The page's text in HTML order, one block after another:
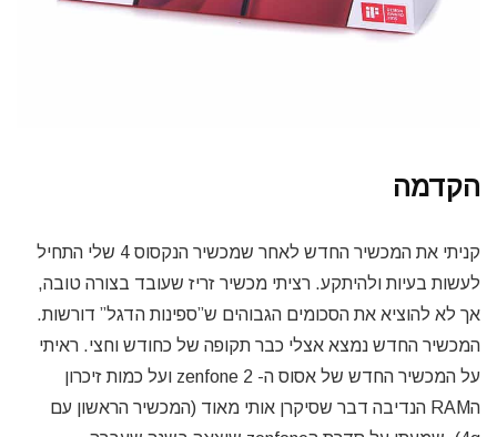
הקדמה
קניתי את המכשיר החדש לאחר שמכשיר הנקסוס 4 שלי התחיל
לעשות בעיות ולהיתקע. רציתי מכשיר זריז שעובד בצורה טובה,
אך לא להוציא את הסכומים הגבוהים ש”ספינות הדגל” דורשות.
המכשיר החדש נמצא אצלי כבר תקופה של כחודש וחצי. ראיתי
על המכשיר החדש של אסוס ה- zenfone 2 ועל כמות זיכרון
הRAM הנדיבה דבר שסיקרן אותי מאוד (המכשיר הראשון עם